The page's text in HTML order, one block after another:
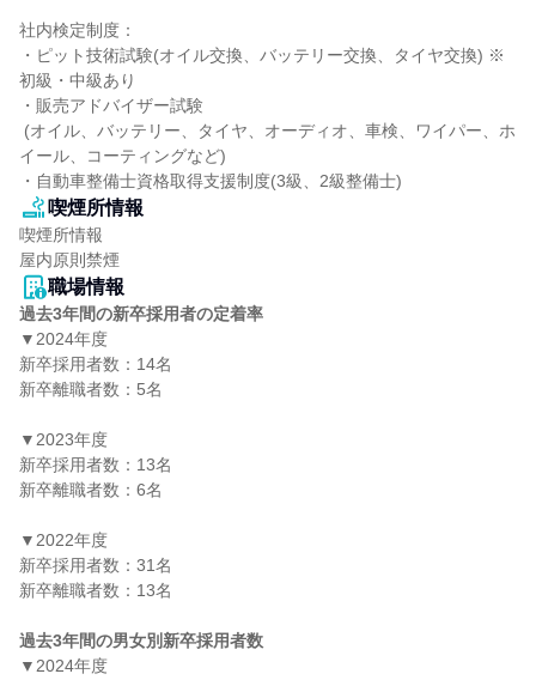
社内検定制度：
・ピット技術試験(オイル交換、バッテリー交換、タイヤ交換) ※
初級・中級あり
・販売アドバイザー試験
イール、コーティングなど)
・自動車整備士資格取得支援制度(3級、2級整備士)
喫煙所情報
喫煙所情報
屋内原則禁煙
職場情報
過去3年間の新卒採用者の定着率
▼2024年度
新卒採用者数：14名
新卒離職者数：5名
▼2023年度
新卒採用者数：13名
新卒離職者数：6名
▼2022年度
新卒採用者数：31名
新卒離職者数：13名
過去3年間の男女別新卒採用者数
▼2024年度